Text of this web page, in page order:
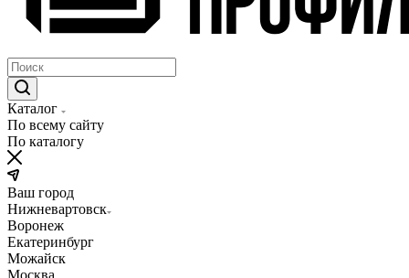
Каталог
По всему сайту
По каталогу
Ваш город
Нижневартовск
Воронеж
Екатеринбург
Можайск
Москва